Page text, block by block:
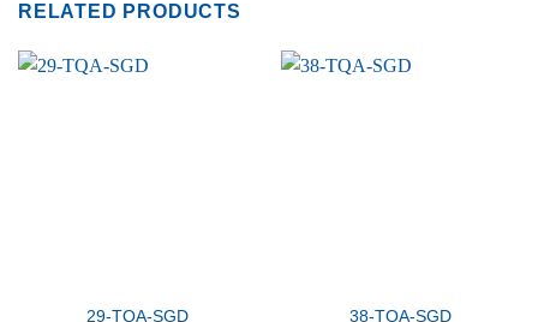
RELATED PRODUCTS
29-TQA-SGD 38-TQA-SGD